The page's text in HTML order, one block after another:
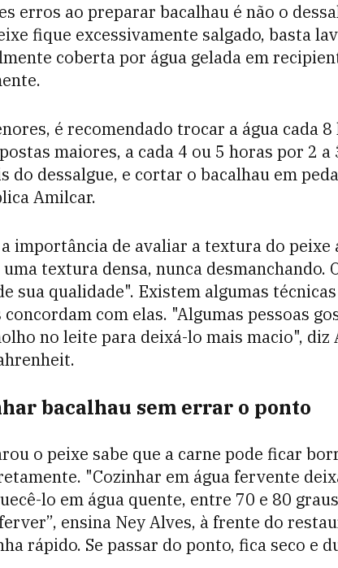
erros ao preparar bacalhau é não o
fique excessivamente salgado, basta
coberta por água gelada em
é recomendado trocar a água cada
maiores, a cada 4 ou 5 horas por 2
do dessalgue, e cortar o bacalhau em
Amilcar.
importância de avaliar a textura do peixe
textura densa, nunca desmanchando.
sua qualidade". Existem algumas
com elas. "Algumas pessoas
no leite para deixá-lo mais macio", diz
bacalhau sem errar o ponto
o peixe sabe que a carne pode ficar
"Cozinhar em água fervente
lo em água quente, entre 70 e 80
ensina Ney Alves, à frente do
rápido. Se passar do ponto, fica seco e